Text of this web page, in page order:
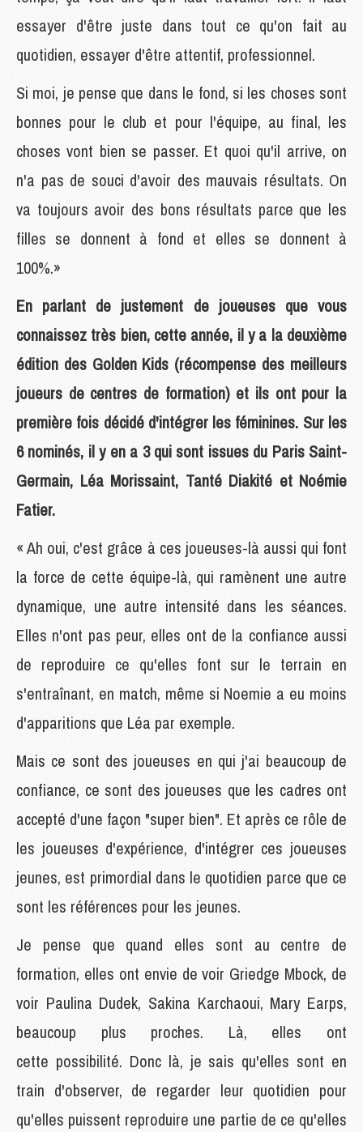
essayer d'être juste dans tout ce qu'on fait au
quotidien, essayer d'être attentif, professionnel.
Si moi, je pense que dans le fond, si les choses sont
bonnes pour le club et pour l'équipe, au final, les
choses vont bien se passer. Et quoi qu'il arrive, on
n'a pas de souci d'avoir des mauvais résultats. On
va toujours avoir des bons résultats parce que les
filles se donnent à fond et elles se donnent à
100%.»
En parlant de justement de joueuses que vous
connaissez très bien, cette année, il y a la deuxième
édition des Golden Kids (récompense des meilleurs
joueurs de centres de formation) et ils ont pour la
première fois décidé d'intégrer les féminines. Sur les
6 nominés, il y en a 3 qui sont issues du Paris Saint-
Germain, Léa Morissaint, Tanté Diakité et Noémie
Fatier.
« Ah oui, c'est grâce à ces joueuses-là aussi qui font
la force de cette équipe-là, qui ramènent une autre
dynamique, une autre intensité dans les séances.
Elles n'ont pas peur, elles ont de la confiance aussi
de reproduire ce qu'elles font sur le terrain en
s'entraînant, en match, même si Noemie a eu moins
d'apparitions que Léa par exemple.
Mais ce sont des joueuses en qui j'ai beaucoup de
confiance, ce sont des joueuses que les cadres ont
accepté d'une façon "super bien". Et après ce rôle de
les joueuses d'expérience, d'intégrer ces joueuses
jeunes, est primordial dans le quotidien parce que ce
sont les références pour les jeunes.
Je pense que quand elles sont au centre de
formation, elles ont envie de voir Griedge Mbock, de
voir Paulina Dudek, Sakina Karchaoui, Mary Earps,
beaucoup plus proches. Là, elles ont
cette possibilité. Donc là, je sais qu'elles sont en
train d'observer, de regarder leur quotidien pour
qu'elles puissent reproduire une partie de ce qu'elles